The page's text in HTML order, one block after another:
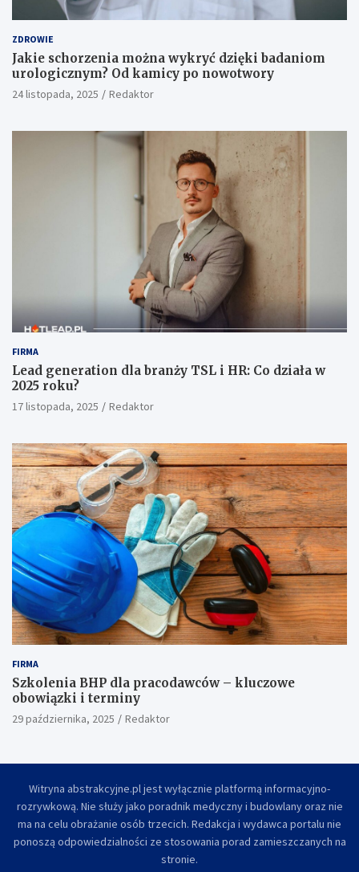
ZDROWIE
Jakie schorzenia można wykryć dzięki badaniom
urologicznym? Od kamicy po nowotwory
24 listopada, 2025 Redaktor
FIRMA
Lead generation dla branży TSL i HR: Co działa w
2025 roku?
17 listopada, 2025 Redaktor
FIRMA
Szkolenia BHP dla pracodawców – kluczowe
obowiązki i terminy
29 października, 2025 Redaktor
Witryna abstrakcyjne.pl jest wyłącznie platformą informacyjno-
rozrywkową. Nie służy jako poradnik medyczny i budowlany oraz nie
ma na celu obrażanie osób trzecich. Redakcja i wydawca portalu nie
ponoszą odpowiedzialności ze stosowania porad zamieszczanych na
stronie.